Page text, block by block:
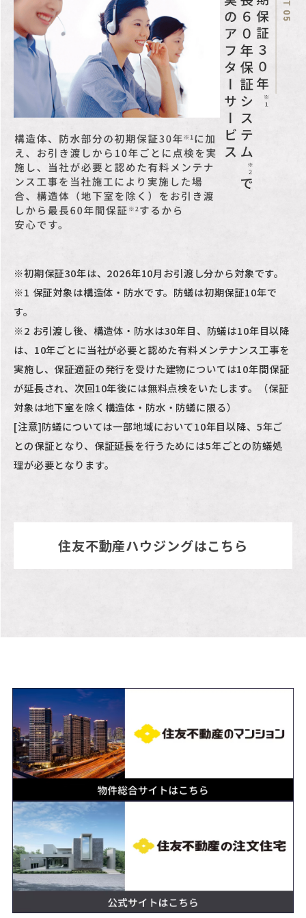
※世田谷区建築物の建築
に係る住環境の整備に関
する条例あり。
※世田谷区都市計画法に
基づく開発許可の基準に
関する条例あり。
※世田谷区みどりの基本
条例あり。
※世田谷区雨水流出抑制
※世田谷区建築物等の解
体工事等の事前周知に関
する指導要綱あり。
※世田谷区狭あい道路拡
幅整備条例あり。
※千歳船橋駅周辺地区地
区街づくり計画あり。
※距離表示については敷
測距離を、徒歩分数表示
更新日 2026/08/07
次回更新予定日 2026/08/14
先着順受付につき売約済の際はご容赦くださ
※初期保証30年は、2026年10月お引渡し分から対象です。
※1 保証対象は構造体・防水です。防蟻は初期保証10年で
す。
※2 お引渡し後、構造体・防水は30年目、防蟻は10年目以降
は、10年ごとに当社が必要と認めた有料メンテナンス工事を
実施し、 保証適証の発行を受けた建物については10年間保証
が延長され、次回10年後には無料点検をいたします。（保証
対象は地下室を除く構造体・防水・防蟻に限る）
[注意]防蟻については一部地域において10年目以降、5年ご
との保証となり、保証延長を行うためには5年ごとの防蟻処
理が必要となります。
住友不動産ハウジングはこちら